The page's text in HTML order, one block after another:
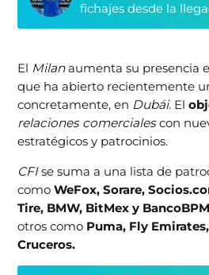
fichajes desde la
El Milanaumenta su presencia
que ha abierto recientemente
concretamente, en Dubái. El
relaciones comercialescon
estratégicos y patrocinios.
CFIse suma a una lista de
comoWeFox, Sorare,
Tire, BMW, BitMex y BancoBPM
otros como Puma, Fly
Cruceros.